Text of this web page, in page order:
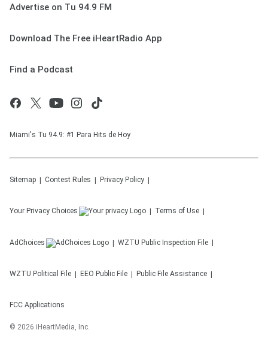
Advertise on Tu 94.9 FM
Download The Free iHeartRadio App
Find a Podcast
Miami's Tu 94.9: #1 Para Hits de Hoy
Sitemap Contest Rules Privacy Policy
Your Privacy Choices Terms of Use
AdChoices WZTU Public Inspection File
WZTU Political File EEO Public File Public File Assistance
FCC Applications
© 2026 iHeartMedia, Inc.